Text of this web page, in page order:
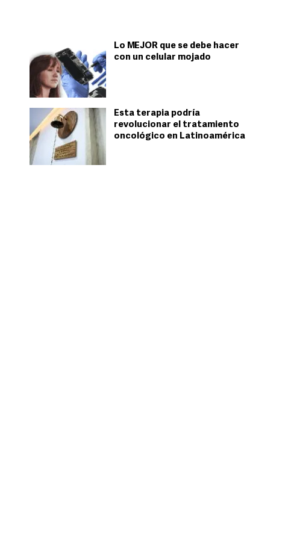
Lo MEJOR que se debe hacer
con un celular mojado
Esta terapia podría
revolucionar el tratamiento
oncológico en Latinoamérica